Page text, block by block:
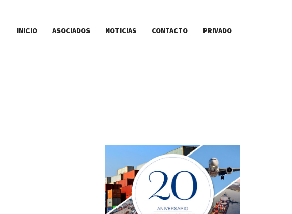
INICIO ASOCIADOS NOTICIAS CONTACTO PRIVADO